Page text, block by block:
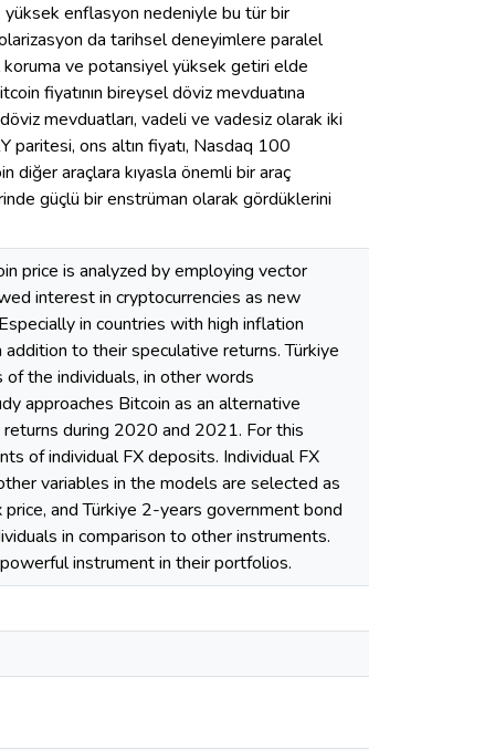
yüksek enflasyon nedeniyle bu tür bir
da tarihsel deneyimlere paralel
koruma ve potansiyel yüksek getiri elde
fiyatının bireysel döviz mevduatına
mevduatları, vadeli ve vadesiz olarak iki
paritesi, ons altın fiyatı, Nasdaq 100
diğer araçlara kıyasla önemli bir araç
güçlü bir enstrüman olarak gördüklerini
price is analyzed by employing vector
interest in cryptocurrencies as new
in countries with high inflation
to their speculative returns. Türkiye
the individuals, in other words
approaches Bitcoin as an alternative
during 2020 and 2021. For this
of individual FX deposits. Individual FX
variables in the models are selected as
and Türkiye 2-years government bond
in comparison to other instruments.
instrument in their portfolios.